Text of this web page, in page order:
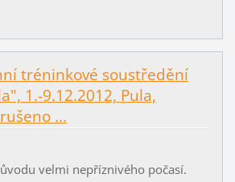
tréninkové soustředění
1.-9.12.2012, Pula,
...
velmi nepříznivého počasí.